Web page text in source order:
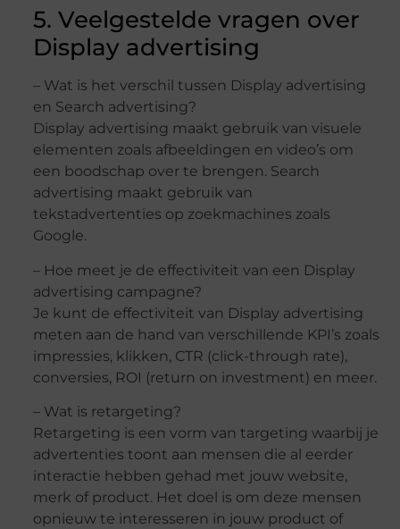
5. Veelgestelde vragen over
Display advertising
– Wat is het verschil tussen Display advertising
en Search advertising?
Display advertising maakt gebruik van visuele
elementen zoals afbeeldingen en video’s om
een boodschap over te brengen. Search
advertising maakt gebruik van
tekstadvertenties op zoekmachines zoals
Google.
– Hoe meet je de effectiviteit van een Display
advertising campagne?
Je kunt de effectiviteit van Display advertising
meten aan de hand van verschillende KPI’s zoals
impressies, klikken, CTR (click-through rate),
conversies, ROI (return on investment) en meer.
– Wat is retargeting?
Retargeting is een vorm van targeting waarbij je
advertenties toont aan mensen die al eerder
interactie hebben gehad met jouw website,
merk of product. Het doel is om deze mensen
opnieuw te interesseren in jouw product of